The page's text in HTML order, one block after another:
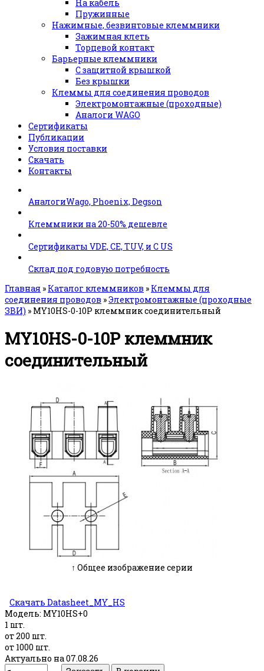
На кабель
Пружинные
Нажимные, безвинтовые клеммники
Зажимная клеть
Торцевой контакт
Барьерные клеммники
С защитной крышкой
Без крышки
Клеммы для соединения проводов
Электромонтажные (проходные)
Аналоги WAGO
Сертификаты
Публикации
Условия поставки
Скачать
Контакты
АналогиWago, Phoenix, Degson
Клеммники на 20-50% дешевле
Сертификаты VDE, CE, TUV, и C US
Склад под годовую потребность
Главная » Каталог клеммников » Клеммы для
соединения проводов »Электромонтажные (проходные
ЗВИ) » MY10HS-0-10P клеммник соединительный
MY10HS-0-10P клеммник
соединительный
↑ Общее изображение серии
Скачать Datasheet_MY_HS
Модель: MY10HS+0
1 шт.
от 200 шт.
от 1000 шт.
Актуально на 07.08.26